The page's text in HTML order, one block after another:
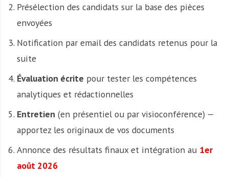
Présélection des candidats sur la base des pièces
envoyées
Notification par email des candidats retenus pour la
suite
Évaluation écrite pour tester les compétences
analytiques et rédactionnelles
Entretien (en présentiel ou par visioconférence) —
apportez les originaux de vos documents
Annonce des résultats finaux et intégration au 1er
août 2026